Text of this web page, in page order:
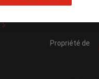
Propriété de